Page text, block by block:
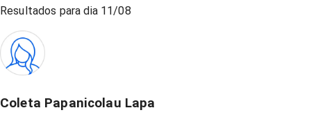
Resultados para dia 11/08
Coleta Papanicolau Lapa